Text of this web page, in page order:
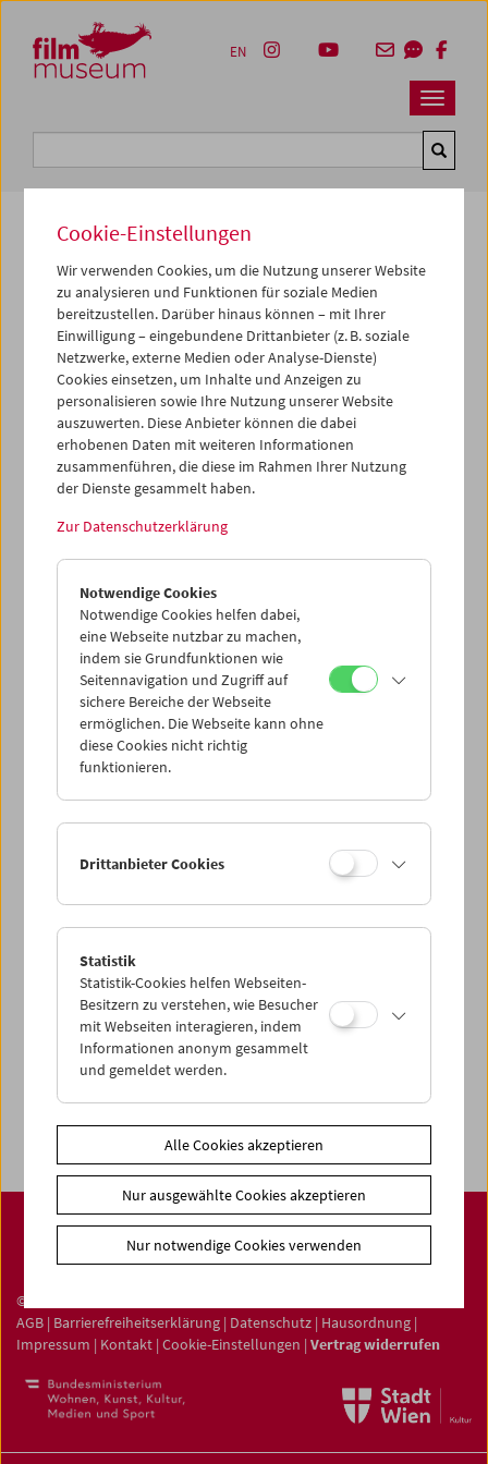
Zum Inhalt
Zum Hauptmenü
Zur Servicenavigation
Zum Suche
Navbar
EN
Kulturerbe digital
Bademode 1980/ die erste
1980, 16mm, Farbe, 2 min
Regie:Gustav Deutsch
Sammlung:Österreichisches Filmmuseum
Dieser Inhalt von 'vimeo' kann aufgrund Ihrer
Datenschutzeinstellungen nicht angezeigt werden.
Cookie-Einstellungen
Found Footage, Wiederholung der immer gleichen
Szenen mit zwei jungen Frauen bei der Vorführung von
Bademode unter einer Dusche. Die Wiederholung ist ein
wiederkehrendes Motiv in den filmischen und
künstlerischen Arbeiten von Gustav Deutsch. (Text: Hanna
Schimek/Anna Högner)
Filmsammlung
Film ONLINE
Filmbezogene Sammlung
Sammlungen ONLINE
© Österreichisches Filmmuseum 2026
AGB | Barrierefreiheitserklärung | Datenschutz | Hausordnung |
Impressum | Kontakt | Cookie-Einstellungen | Vertrag widerrufen
Cookie-Einstellungen
Wir verwenden Cookies, um die Nutzung unserer Website
zu analysieren und Funktionen für soziale Medien
bereitzustellen. Darüber hinaus können – mit Ihrer
Einwilligung – eingebundene Drittanbieter (z. B. soziale
Netzwerke, externe Medien oder Analyse-Dienste)
Cookies einsetzen, um Inhalte und Anzeigen zu
personalisieren sowie Ihre Nutzung unserer Website
auszuwerten. Diese Anbieter können die dabei
erhobenen Daten mit weiteren Informationen
zusammenführen, die diese im Rahmen Ihrer Nutzung
der Dienste gesammelt haben.
Zur Datenschutzerklärung
Notwendige Cookies
Notwendige Cookies helfen dabei,
eine Webseite nutzbar zu machen,
indem sie Grundfunktionen wie
Seitennavigation und Zugriff auf
sichere Bereiche der Webseite
ermöglichen. Die Webseite kann ohne
diese Cookies nicht richtig
funktionieren.
Drittanbieter Cookies
Statistik
Statistik-Cookies helfen Webseiten-
Besitzern zu verstehen, wie Besucher
mit Webseiten interagieren, indem
Informationen anonym gesammelt
und gemeldet werden.
Alle Cookies akzeptieren
Nur ausgewählte Cookies akzeptieren
Nur notwendige Cookies verwenden